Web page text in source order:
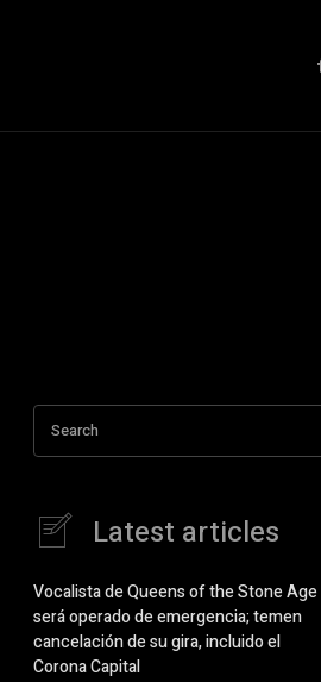
Search
Latest articles
Vocalista de Queens of the Stone Age
será operado de emergencia; temen
cancelación de su gira, incluido el
Corona Capital